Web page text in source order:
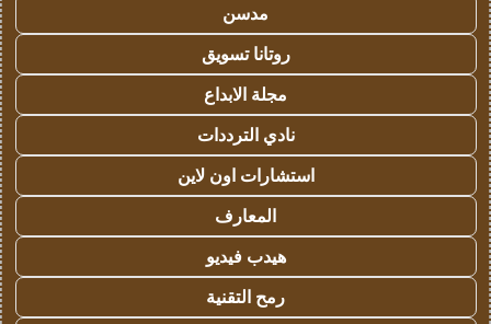
مدسن
روتانا تسويق
مجلة الابداع
نادي الترددات
استشارات اون لاين
المعارف
هيدب فيديو
رمح التقنية